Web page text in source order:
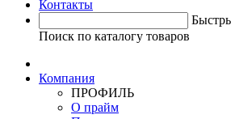
Контакты
Поиск по каталогу товаров
Компания
ПРОФИЛЬ
О прайм